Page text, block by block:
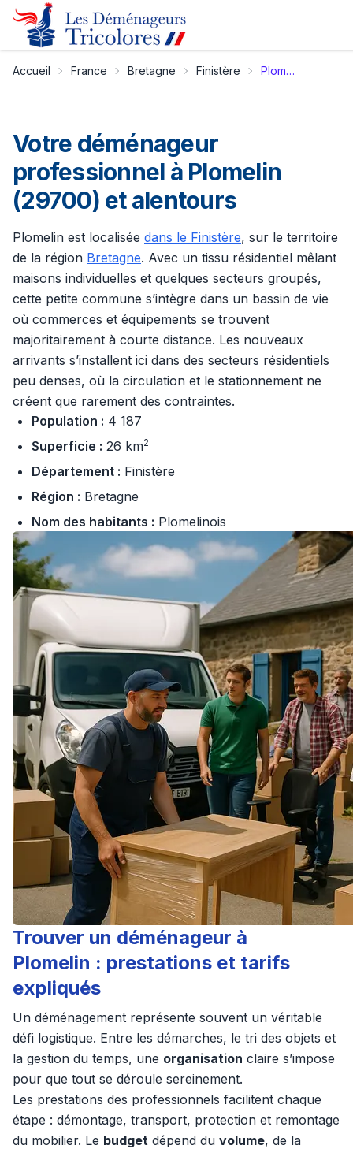
Accueil France Bretagne Finistère Plomelin
Votre déménageur
professionnel à Plomelin
(29700) et alentours
Plomelin est localisée dans le Finistère, sur le territoire
de la région Bretagne. Avec un tissu résidentiel mêlant
maisons individuelles et quelques secteurs groupés,
cette petite commune s’intègre dans un bassin de vie
où commerces et équipements se trouvent
majoritairement à courte distance. Les nouveaux
arrivants s’installent ici dans des secteurs résidentiels
peu denses, où la circulation et le stationnement ne
créent que rarement des contraintes.
Population : 4 187
Superficie : 26 km2
Département : Finistère
Région : Bretagne
Nom des habitants : Plomelinois
Trouver un déménageur à
Plomelin : prestations et tarifs
expliqués
Un déménagement représente souvent un véritable
défi logistique. Entre les démarches, le tri des objets et
la gestion du temps, une organisation claire s’impose
pour que tout se déroule sereinement.
Les prestations des professionnels facilitent chaque
étape : démontage, transport, protection et remontage
du mobilier. Le budget dépend du volume, de la